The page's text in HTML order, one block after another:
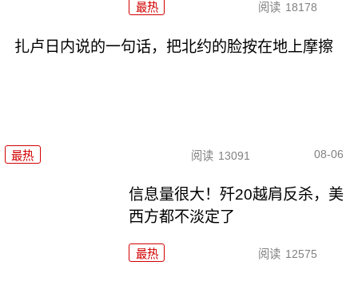
最热 阅读 18178
扎卢日内说的一句话，把北约的脸按在地上摩擦
最热 阅读 13091 08-06
信息量很大！歼20越肩反杀，美
西方都不淡定了
最热 阅读 12575